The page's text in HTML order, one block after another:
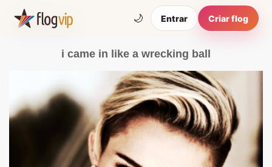
🌙 Entrar Criar flog
i came in like a wrecking ball